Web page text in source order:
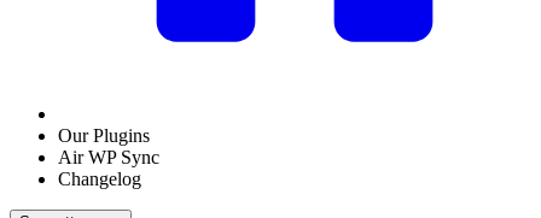
Our Plugins
Air WP Sync
Changelog